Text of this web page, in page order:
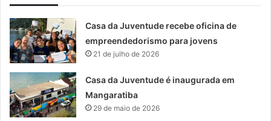
Casa da Juventude recebe oficina de
empreendedorismo para jovens
21 de julho de 2026
Casa da Juventude é inaugurada em
Mangaratiba
29 de maio de 2026